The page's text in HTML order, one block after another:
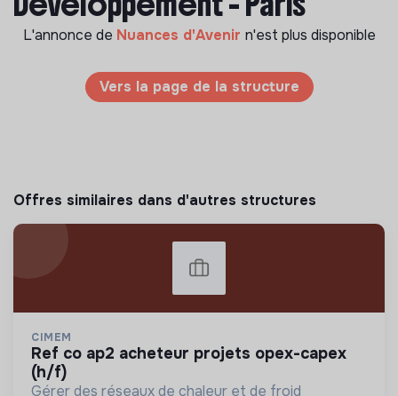
L'annonce de Nuances d'Avenir n'est plus disponible
Vers la page de la structure
Offres similaires dans d'autres structures
CIMEM
ref co ap2 acheteur projets opex-capex
(h/f)
Gérer des réseaux de chaleur et de froid